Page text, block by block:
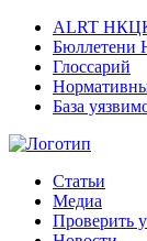
ALRT
Глоссарий
База
Статьи
Медиа
Проверить